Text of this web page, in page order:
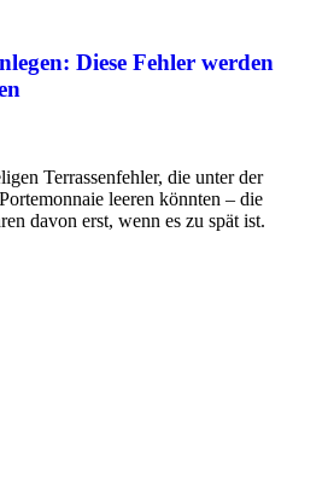
Diese Fehler werden
Terrassenfehler, die unter der
leeren könnten – die
davon erst, wenn es zu spät ist.